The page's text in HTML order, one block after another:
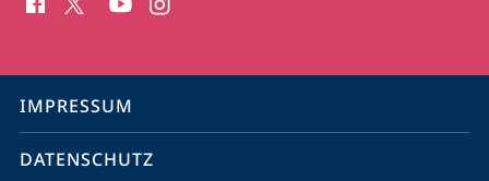
Media
Service-
Navigation
IMPRESSUM
DATENSCHUTZ